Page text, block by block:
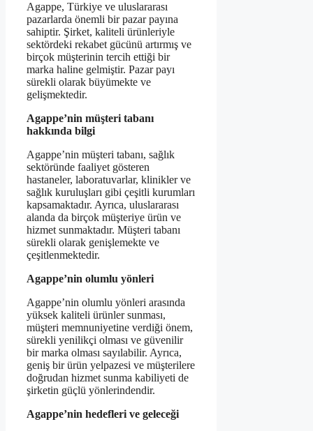
Agappe, Türkiye ve uluslararası
pazarlarda önemli bir pazar payına
sahiptir. Şirket, kaliteli ürünleriyle
sektördeki rekabet gücünü artırmış ve
birçok müşterinin tercih ettiği bir
marka haline gelmiştir. Pazar payı
sürekli olarak büyümekte ve
gelişmektedir.
Agappe’nin müşteri tabanı
hakkında bilgi
Agappe’nin müşteri tabanı, sağlık
sektöründe faaliyet gösteren
hastaneler, laboratuvarlar, klinikler ve
sağlık kuruluşları gibi çeşitli kurumları
kapsamaktadır. Ayrıca, uluslararası
alanda da birçok müşteriye ürün ve
hizmet sunmaktadır. Müşteri tabanı
sürekli olarak genişlemekte ve
çeşitlenmektedir.
Agappe’nin olumlu yönleri
Agappe’nin olumlu yönleri arasında
yüksek kaliteli ürünler sunması,
müşteri memnuniyetine verdiği önem,
sürekli yenilikçi olması ve güvenilir
bir marka olması sayılabilir. Ayrıca,
geniş bir ürün yelpazesi ve müşterilere
doğrudan hizmet sunma kabiliyeti de
şirketin güçlü yönlerindendir.
Agappe’nin hedefleri ve geleceği